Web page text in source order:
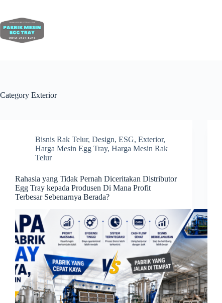
Category Exterior
Bisnis Rak Telur, Design, ESG, Exterior,
Harga Mesin Egg Tray, Harga Mesin Rak
Telur
Rahasia yang Tidak Pernah Diceritakan Distributor
Egg Tray kepada Produsen Di Mana Profit
Terbesar Sebenarnya Berada?